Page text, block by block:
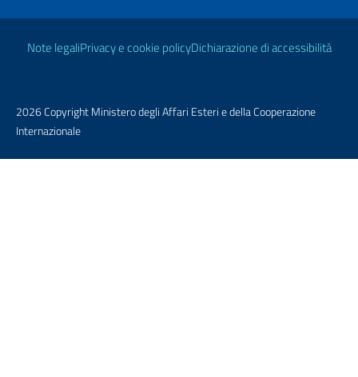
Link Utili
Note legaliPrivacy e cookie policyDichiarazione di accessibilità
2026 Copyright Ministero degli Affari Esteri e della Cooperazione
Internazionale